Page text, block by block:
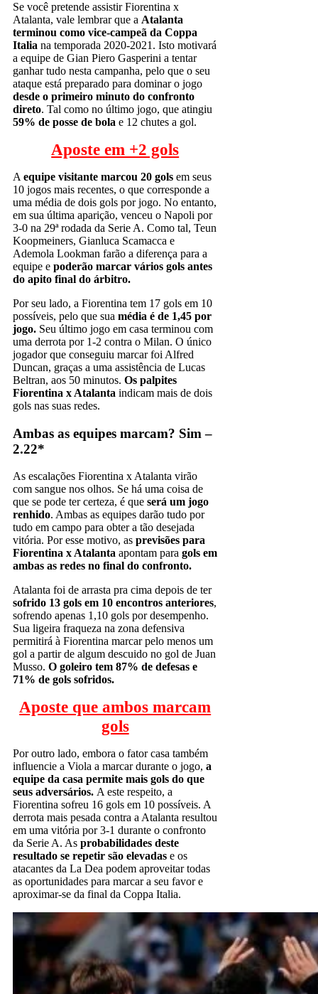
Se você pretende assistir Fiorentina x
Atalanta, vale lembrar que a Atalanta
terminou como vice-campeã da Coppa
Italia na temporada 2020-2021. Isto motivará
a equipe de Gian Piero Gasperini a tentar
ganhar tudo nesta campanha, pelo que o seu
ataque está preparado para dominar o jogo
desde o primeiro minuto do confronto
direto. Tal como no último jogo, que atingiu
59% de posse de bola e 12 chutes a gol.
Aposte em +2 gols
A equipe visitante marcou 20 gols em seus
10 jogos mais recentes, o que corresponde a
uma média de dois gols por jogo. No entanto,
em sua última aparição, venceu o Napoli por
3-0 na 29ª rodada da Serie A. Como tal, Teun
Koopmeiners, Gianluca Scamacca e
Ademola Lookman farão a diferença para a
equipe e poderão marcar vários gols antes
do apito final do árbitro.
Por seu lado, a Fiorentina tem 17 gols em 10
possíveis, pelo que sua média é de 1,45 por
jogo. Seu último jogo em casa terminou com
uma derrota por 1-2 contra o Milan. O único
jogador que conseguiu marcar foi Alfred
Duncan, graças a uma assistência de Lucas
Beltran, aos 50 minutos. Os palpites
Fiorentina x Atalanta indicam mais de dois
gols nas suas redes.
Ambas as equipes marcam? Sim –
2.22*
As escalações Fiorentina x Atalanta virão
com sangue nos olhos. Se há uma coisa de
que se pode ter certeza, é que será um jogo
renhido. Ambas as equipes darão tudo por
tudo em campo para obter a tão desejada
vitória. Por esse motivo, as previsões para
Fiorentina x Atalanta apontam para gols em
ambas as redes no final do confronto.
Atalanta foi de arrasta pra cima depois de ter
sofrido 13 gols em 10 encontros anteriores,
sofrendo apenas 1,10 gols por desempenho.
Sua ligeira fraqueza na zona defensiva
permitirá à Fiorentina marcar pelo menos um
gol a partir de algum descuido no gol de Juan
Musso. O goleiro tem 87% de defesas e
71% de gols sofridos.
Aposte que ambos marcam
gols
Por outro lado, embora o fator casa também
influencie a Viola a marcar durante o jogo, a
equipe da casa permite mais gols do que
seus adversários. A este respeito, a
Fiorentina sofreu 16 gols em 10 possíveis. A
derrota mais pesada contra a Atalanta resultou
em uma vitória por 3-1 durante o confronto
da Serie A. As probabilidades deste
resultado se repetir são elevadas e os
atacantes da La Dea podem aproveitar todas
as oportunidades para marcar a seu favor e
aproximar-se da final da Coppa Italia.